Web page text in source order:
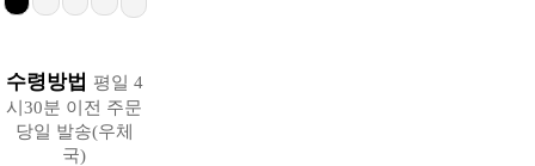
수령방법 평일 4
시30분 이전 주문
당일 발송(우체
국)